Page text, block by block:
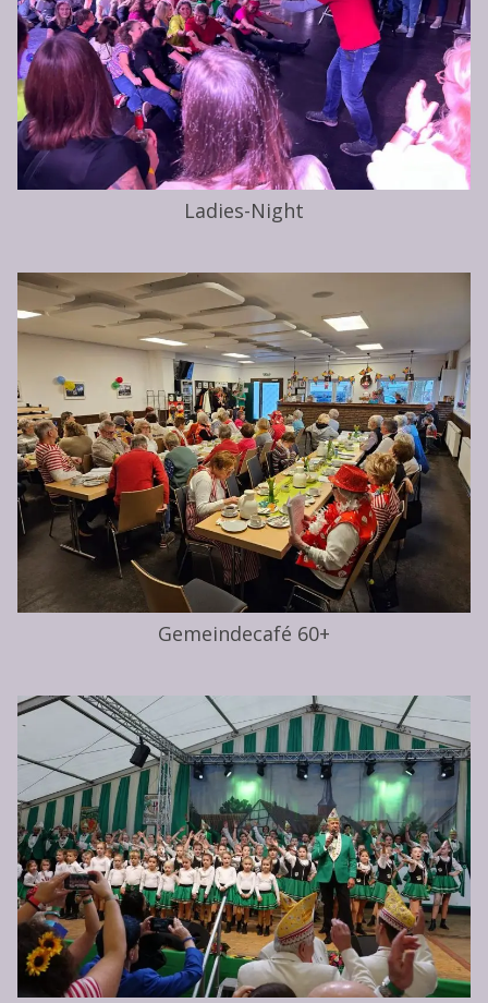
Ladies-Night
Gemeindecafé 60+